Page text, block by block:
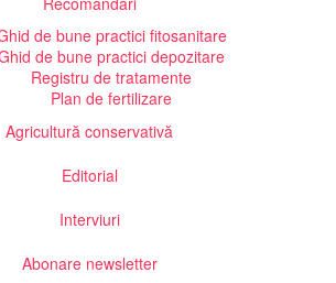
de bune practici fitosanitare
de bune practici depozitare
Registru de tratamente
Plan de fertilizare
Agricultură conservativă
Editorial
Interviuri
Abonare newsletter